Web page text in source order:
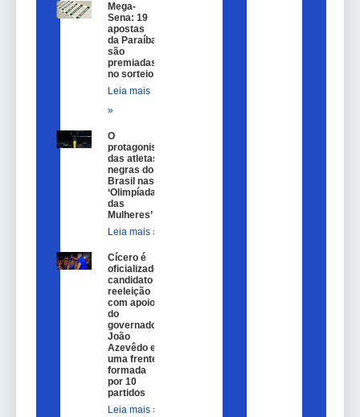
Mega-
Sena: 19
apostas
da Paraíba
são
premiadas
no sorteio
Leia mais
»
O
protagonismo
das atletas
negras do
Brasil nas
‘Olimpíadas
das
Mulheres’
Leia mais »
Cícero é
oficializado
candidato a
reeleição
com apoio
do
governador
João
Azevêdo e
uma frente
formada
por 10
partidos
Leia mais »